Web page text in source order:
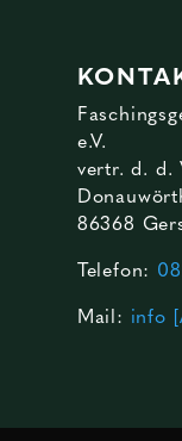
e.V.
vertr. d. d.
86368
Telefon:
Mail: info